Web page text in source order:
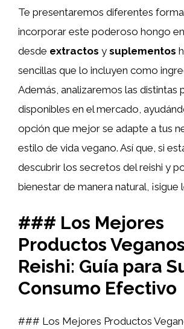
Te presentaremos diferentes
incorporar este poderoso hongo
desde extractos y suplementos
sencillas que lo incluyen como
Además, analizaremos las distintas
disponibles en el mercado,
opción que mejor se adapte a tus
estilo de vida vegano. Así que, si
descubrir los secretos del reishi y
bienestar de manera natural, ¡sigue
### Los Mejores
Productos
Reishi: Guía para
Consumo Efectivo
### Los Mejores Productos